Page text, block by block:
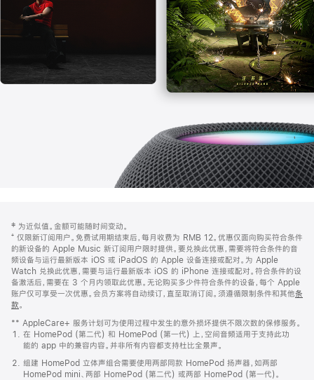
页
页
脚
注
‡ 为近似值。金额可能随时间变动。
⁺ 仅限新订阅用户。免费试用期结束后，每月收费为 RMB 12。优惠仅面向购买符合条件
的新设备的 Apple Music 新订阅用户限时提供。要兑换此优惠，需要将符合条件的音
频设备与运行最新版本 iOS 或 iPadOS 的 Apple 设备连接或配对。为 Apple
Watch 兑换此优惠，需要与运行最新版本 iOS 的 iPhone 连接或配对。符合条件的设
备激活后，需要在 3 个月内领取此优惠。无论购买多少件符合条件的设备，每个 Apple
账户仅可享受一次优惠。会员方案将自动续订，直至取消订阅。须遵循限制条件和其他条
款。
窗
口
中
打
开)
** AppleCare+ 服务计划可为使用过程中发生的意外损坏提供不限次数的保修服务。
在 HomePod (第二代) 和 HomePod (第一代) 上，空间音频适用于支持此功
能的 app 中的兼容内容。并非所有内容都支持杜比全景声。
组建 HomePod 立体声组合需要使用两部同款 HomePod 扬声器，如两部
HomePod mini、两部 HomePod (第二代) 或两部 HomePod (第一代)。